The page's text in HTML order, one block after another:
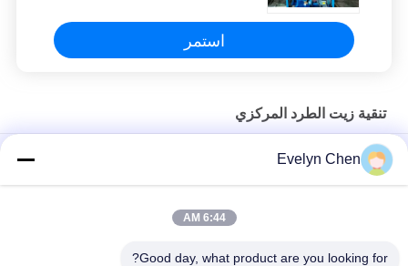
استمر
تنقية زيت الطرد المركزي
CPA-1000 القرص الطرد المركزي منفصل الزيت
إزالة المياه والطين والملوثات الصلبة من زيت الوقود عند ما يصل إلى
Evelyn Chen
6:44 AM
Good day, what product are you looking for?